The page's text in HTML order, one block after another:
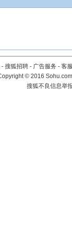
- 搜狐招聘 - 广告服务 - 客
©2016
搜狐不良信息举